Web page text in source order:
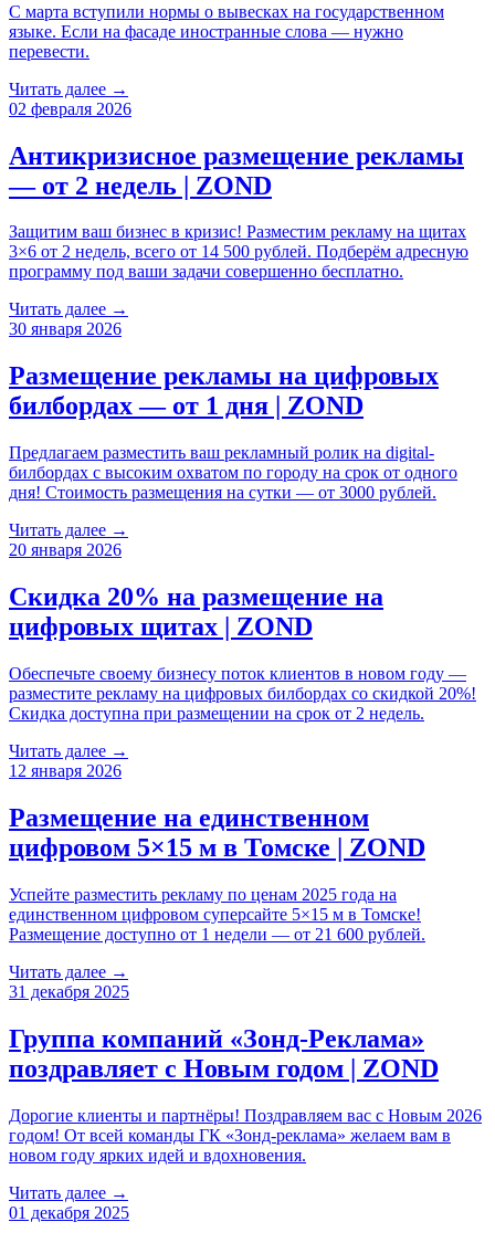
С марта вступили нормы о вывесках на государственном
языке. Если на фасаде иностранные слова — нужно
перевести.
Читать далее →
02 февраля 2026
Антикризисное размещение рекламы
— от 2 недель | ZOND
Защитим ваш бизнес в кризис! Разместим рекламу на щитах
3×6 от 2 недель, всего от 14 500 рублей. Подберём адресную
программу под ваши задачи совершенно бесплатно.
Читать далее →
30 января 2026
Размещение рекламы на цифровых
билбордах — от 1 дня | ZOND
Предлагаем разместить ваш рекламный ролик на digital-
билбордах с высоким охватом по городу на срок от одного
дня! Стоимость размещения на сутки — от 3000 рублей.
Читать далее →
20 января 2026
Скидка 20% на размещение на
цифровых щитах | ZOND
Обеспечьте своему бизнесу поток клиентов в новом году —
разместите рекламу на цифровых билбордах со скидкой 20%!
Скидка доступна при размещении на срок от 2 недель.
Читать далее →
12 января 2026
Размещение на единственном
цифровом 5×15 м в Томске | ZOND
Успейте разместить рекламу по ценам 2025 года на
единственном цифровом суперсайте 5×15 м в Томске!
Размещение доступно от 1 недели — от 21 600 рублей.
Читать далее →
31 декабря 2025
Группа компаний «Зонд-Реклама»
поздравляет с Новым годом | ZOND
Дорогие клиенты и партнёры! Поздравляем вас с Новым 2026
годом! От всей команды ГК «Зонд-реклама» желаем вам в
новом году ярких идей и вдохновения.
Читать далее →
01 декабря 2025